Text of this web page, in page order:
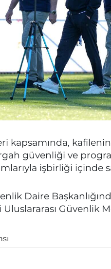
kapsamında,
güvenliği ve
işbirliği içinde
Daire
Güvenlik